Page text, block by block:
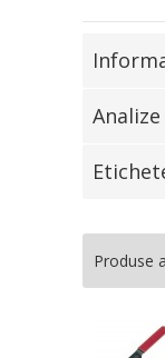
Analize
Produse